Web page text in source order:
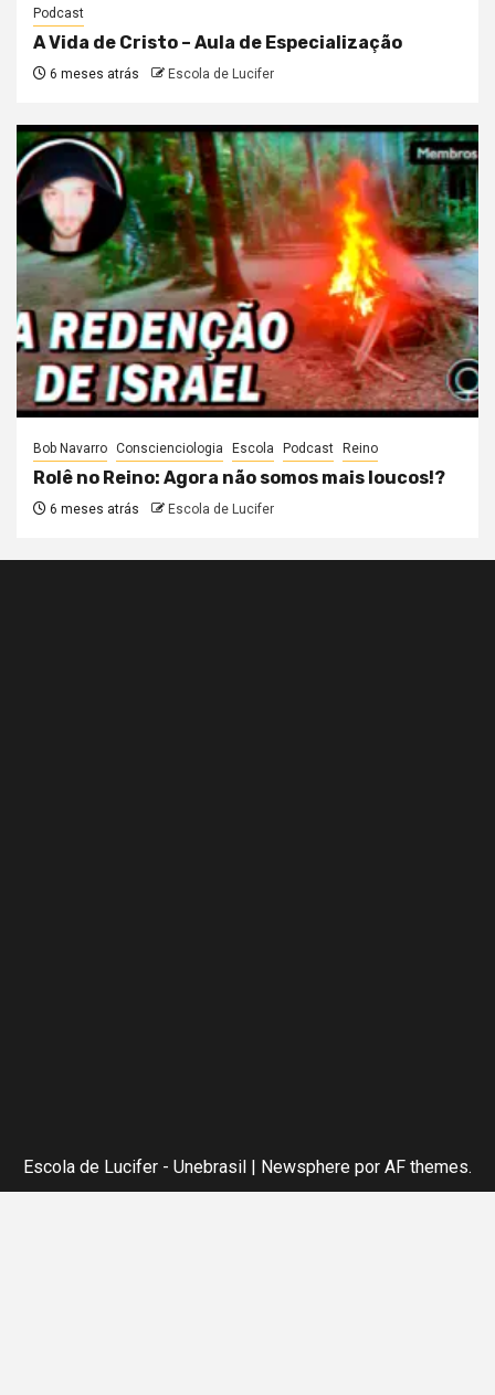
Podcast
A Vida de Cristo – Aula de Especialização
6 meses atrás Escola de Lucifer
Bob Navarro Conscienciologia Escola Podcast Reino
Rolê no Reino: Agora não somos mais loucos!?
6 meses atrás Escola de Lucifer
Escola de Lucifer - Unebrasil Newsphere por AF themes.